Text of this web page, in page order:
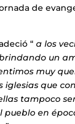
de
“ a los
un
muy
iglesias que
tampoco
en